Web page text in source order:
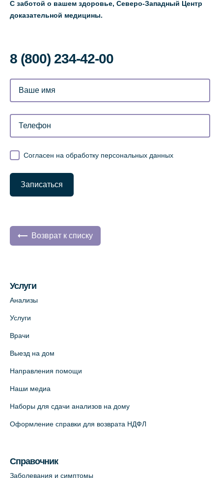
С заботой о вашем здоровье, Северо-Западный Центр
доказательной медицины.
8 (800) 234-42-00
Согласен на обработку персональных данных
Записаться
Возврат к списку
Услуги
Анализы
Услуги
Врачи
Выезд на дом
Направления помощи
Наши медиа
Наборы для сдачи анализов на дому
Оформление справки для возврата НДФЛ
Справочник
Заболевания и симптомы